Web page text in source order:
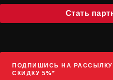
Стать
ПОДПИШИСЬ НА РАССЫЛКУ
СКИДКУ 5%*